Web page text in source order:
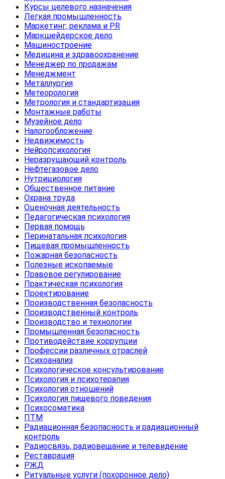
Курсы целевого назначения
Легкая промышленность
Маркетинг, реклама и PR
Маркшейдерское дело
Машиностроение
Медицина и здравоохранение
Менеджер по продажам
Менеджмент
Металлургия
Метеорология
Метрология и стандартизация
Монтажные работы
Музейное дело
Налогообложение
Недвижимость
Нейропсихология
Неразрушающий контроль
Нефтегазовое дело
Нутрициология
Общественное питание
Охрана труда
Оценочная деятельность
Педагогическая психология
Первая помощь
Перинатальная психология
Пищевая промышленность
Пожарная безопасность
Полезные ископаемые
Правовое регулирование
Практическая психология
Проектирование
Производственная безопасность
Производственный контроль
Производство и технологии
Промышленная безопасность
Противодействие коррупции
Профессии различных отраслей
Психоанализ
Психологическое консультирование
Психология и психотерапия
Психология отношений
Психология пищевого поведения
Психосоматика
ПТМ
Радиационная безопасность и радиационный
контроль
Радиосвязь, радиовещание и телевидение
Реставрация
РЖД
Ритуальные услуги (похоронное дело)